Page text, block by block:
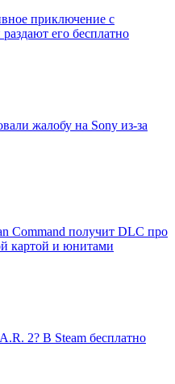
приключение с
его бесплатно
жалобу на Sony из-за
Command получит DLC про
картой и юнитами
2? В Steam бесплатно